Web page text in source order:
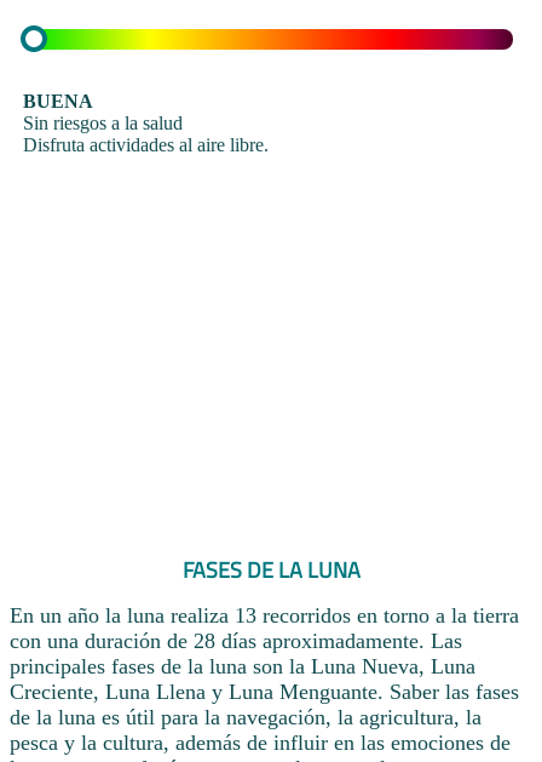
BUENA
Sin riesgos a la salud
Disfruta actividades al aire libre.
FASES DE LA LUNA
En un año la luna realiza 13 recorridos en torno a la tierra
con una duración de 28 días aproximadamente. Las
principales fases de la luna son la Luna Nueva, Luna
Creciente, Luna Llena y Luna Menguante. Saber las fases
de la luna es útil para la navegación, la agricultura, la
pesca y la cultura, además de influir en las emociones de